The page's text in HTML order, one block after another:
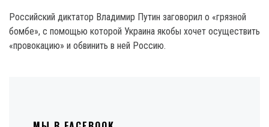
Российский диктатор Владимир Путин заговорил о «грязной
бомбе», с помощью которой Украина якобы хочет осуществить
«провокацию» и обвинить в ней Россию.